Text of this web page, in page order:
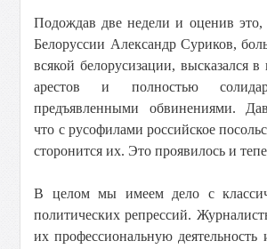
Подождав две недели и оценив это,
Белоруссии Александр Суриков,
всякой белорусизации, высказался
арестов и полностью
предъявленными обвинениями.
что с русофилами российское
сторонится их. Это проявилось и
В целом мы имеем дело с
политических репрессий.
их профессиональную